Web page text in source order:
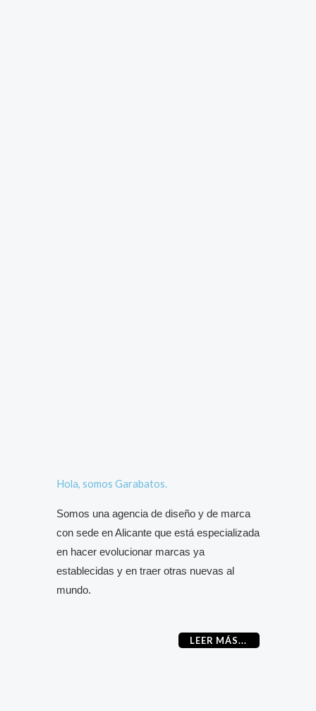
Hola, somos Garabatos.
Somos una agencia de diseño y de marca
con sede en Alicante que está especializada
en hacer evolucionar marcas ya
establecidas y en traer otras nuevas al
mundo.
LEER MÁS...